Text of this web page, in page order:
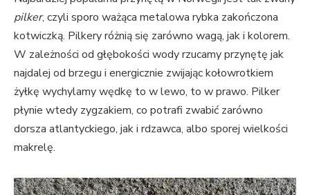
pilker, czyli sporo ważąca metalowa rybka zakończona
kotwiczką. Pilkery różnią się zarówno wagą, jak i kolorem.
W zależności od głębokości wody rzucamy przynętę jak
najdalej od brzegu i energicznie zwijając kołowrotkiem
żyłkę wychylamy wędkę to w lewo, to w prawo. Pilker
płynie wtedy zygzakiem, co potrafi zwabić zarówno
dorsza atlantyckiego, jak i rdzawca, albo sporej wielkości
makrelę.